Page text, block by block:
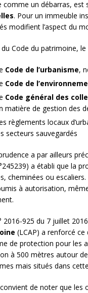
comme un débarras, est
. Pour un immeuble
modifient l’aspect du
Code du patrimoine,
Code de l’urbanisme,
Code de
Code général des
matière de gestion des
règlements locaux
secteurs sauvegardés
a par ailleurs
a établi que la
cheminées ou
à autorisation,
2016-925 du 7 juillet
(LCAP) a renforcé
de protection pour les
à 500 mètres autour
mais situés dans
de noter que